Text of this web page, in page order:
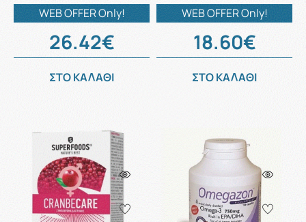
WEB OFFER Only!
26.42€
ΣΤΟ ΚΑΛΑΘΙ
WEB OFFER Only!
18.60€
ΣΤΟ ΚΑΛΑΘΙ